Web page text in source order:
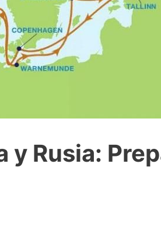
y Rusia: